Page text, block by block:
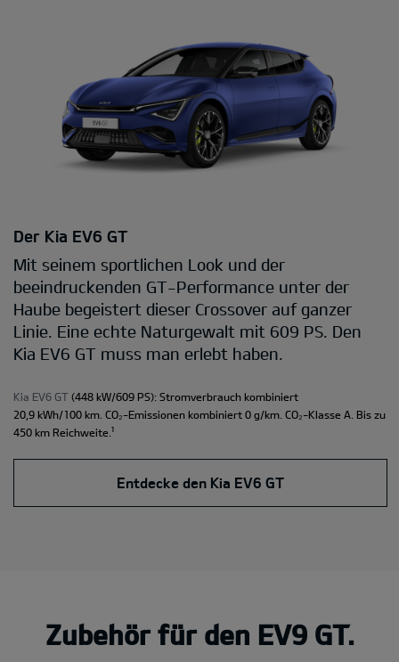
Der Kia EV6 GT
Mit seinem sportlichen Look und der
beeindruckenden GT-Performance unter der
Haube begeistert dieser Crossover auf ganzer
Linie. Eine echte Naturgewalt mit 609 PS. Den
Kia EV6 GT muss man erlebt haben.
Kia EV6 GT (448 kW/609 PS): Stromverbrauch kombiniert
20,9 kWh/100 km. CO₂-Emissionen kombiniert 0 g/km. CO₂-Klasse A. Bis zu
450 km Reichweite. ¹
Entdecke den Kia EV6 GT
Zubehör für den EV9 GT.